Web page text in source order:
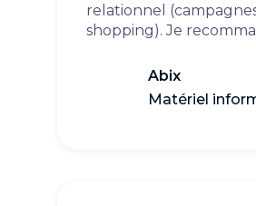
relationnel
shopping). Je
Abix
Matériel